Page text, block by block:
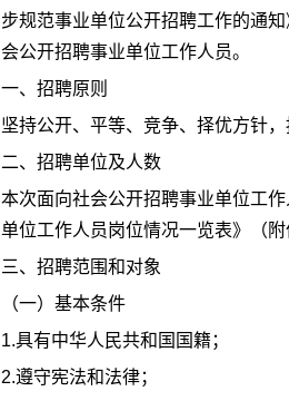
步规范事业单位公开招聘工作的通
会公开招聘事业单位工作人员。
一、招聘原则
坚持公开、平等、竞争、择优方针
二、招聘单位及人数
本次面向社会公开招聘事业单位工
单位工作人员岗位情况一览表》（附
三、招聘范围和对象
（一）基本条件
1.具有中华人民共和国国籍；
2.遵守宪法和法律；